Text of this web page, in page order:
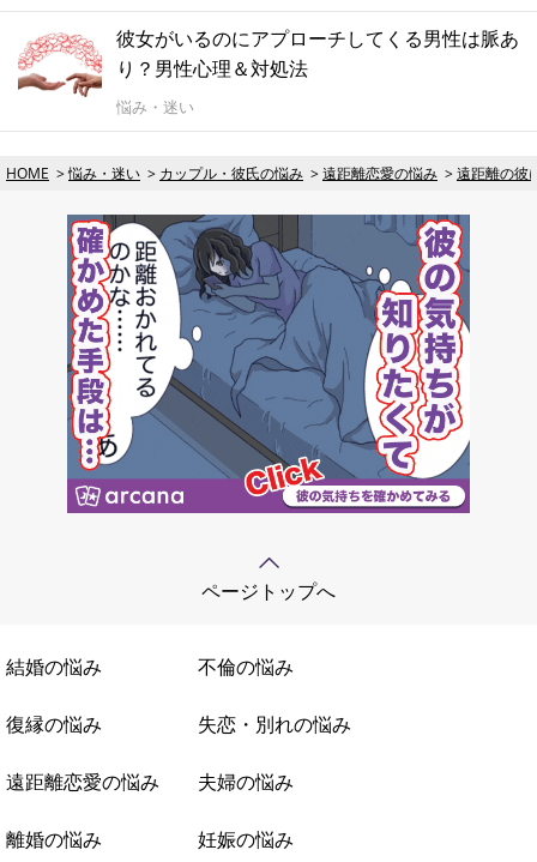
彼女がいるのにアプローチしてくる男性は脈あ
り？男性心理＆対処法
悩み・迷い
HOME 悩み・迷い カップル・彼氏の悩み 遠距離恋愛の悩み 遠距離の彼
ページトップへ
結婚の悩み 不倫の悩み
復縁の悩み 失恋・別れの悩み
遠距離恋愛の悩み 夫婦の悩み
離婚の悩み 妊娠の悩み